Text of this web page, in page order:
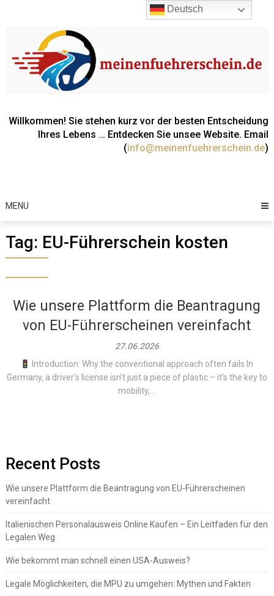
Willkommen! Sie stehen kurz vor der besten Entscheidung
Ihres Lebens … Entdecken Sie unsee Website. Email
(info@meinenfuehrerschein.de)
MENU
Tag: EU-Führerschein kosten
Wie unsere Plattform die Beantragung
von EU-Führerscheinen vereinfacht
27.06.2026
Introduction: Why the conventional approach often fails In
Germany, a driver’s license isn’t just a piece of plastic – it’s the key to
mobility,...
Recent Posts
Wie unsere Plattform die Beantragung von EU-Führerscheinen
vereinfacht
Italienischen Personalausweis Online Kaufen – Ein Leitfaden für den
Legalen Weg
Wie bekommt man schnell einen USA-Ausweis?
Legale Möglichkeiten, die MPU zu umgehen: Mythen und Fakten
Deutsch